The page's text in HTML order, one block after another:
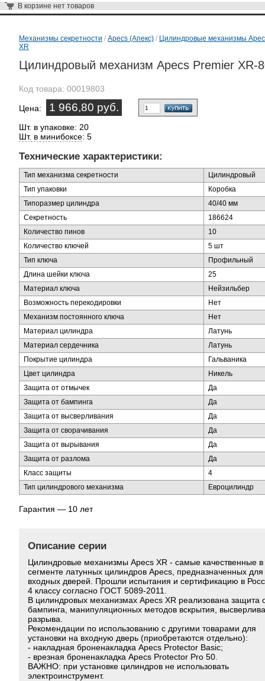
В корзине нет товаров
Механизмы секретности / Apecs (Апекс) / Цилиндровые механизмы
XR
Цилиндровый механизм Apecs Premier XR-
Код товара: 00019803
Цена: 1 966,80 руб.
Шт. в упаковке: 20
Шт. в минибоксе: 5
Технические характеристики:
Тип механизма секретности
Цилиндровый
Тип упаковки
Коробка
Типоразмер цилиндра
40/40 мм
Секретность
186624
Количество пинов
10
Количество ключей
5 шт
Тип ключа
Профильный
Длина шейки ключа
25
Материал ключа
Нейзильбер
Возможность перекодировки
Нет
Механизм постоянного ключа
Нет
Материал цилиндра
Латунь
Материал сердечника
Латунь
Покрытие цилиндра
Гальваника
Цвет цилиндра
Никель
Защита от отмычек
Да
Защита от бампинга
Да
Защита от высверливания
Да
Защита от сворачивания
Да
Защита от вырывания
Да
Защита от разлома
Да
Класс защиты
4
Тип цилиндрового механизма
Евроцилиндр
Гарантия — 10 лет
Описание серии
Цилиндровые механизмы Apecs XR - самые качественные в
сегменте латунных цилиндров Apecs, предназначенных для
входных дверей. Прошли испытания и сертификацию в
4 классу согласно ГОСТ 5089-2011.
В цилиндровых механизмах Apecs XR реализована защита
бампинга, манипуляционных методов вскрытия,
разрыва.
Рекомендации по использованию с другими товарами для
установки на входную дверь (приобретаются отдельно):
- накладная броненакладка Apecs Protector Basic;
- врезная броненакладка Apecs Protector Pro 50.
ВАЖНО: при установке цилиндров не использовать
электроинструмент.